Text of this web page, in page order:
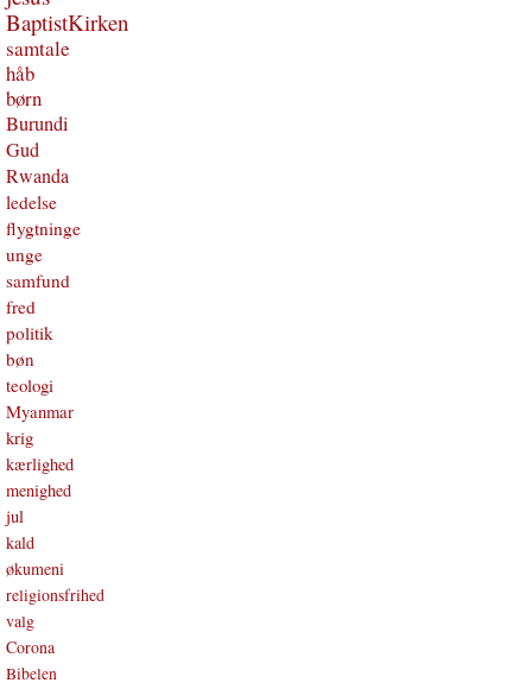
BaptistKirken
samtale
håb
børn
Burundi
Gud
Rwanda
ledelse
flygtninge
unge
samfund
fred
politik
bøn
teologi
Myanmar
krig
kærlighed
menighed
jul
kald
økumeni
religionsfrihed
valg
Corona
Bibelen